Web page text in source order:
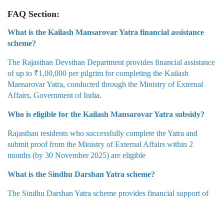
scheme?
The Rajasthan Devsthan Department provides financial assistance
of up to ₹1,00,000 per pilgrim for completing the Kailash
Affairs, Government of India.
Who is eligible for the Kailash Mansarovar Yatra subsidy?
Rajasthan residents who successfully complete the Yatra and
submit proof from the Ministry of External Affairs within 2
months (by 30 November 2025) are eligible
The Sindhu Darshan Yatra scheme provides financial support of
up to ₹15,000 per pilgrim for visiting Sindhu Darshan in Ladakh.
Applicants must be Rajasthan residents aged 21 or above and
once?